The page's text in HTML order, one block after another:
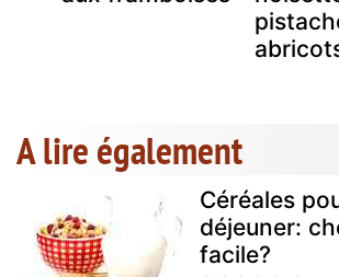
A lire également
Céréales
déjeuner:
facile?